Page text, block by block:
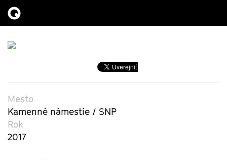
Mesto
Kamenné námestie / SNP
Rok
2017